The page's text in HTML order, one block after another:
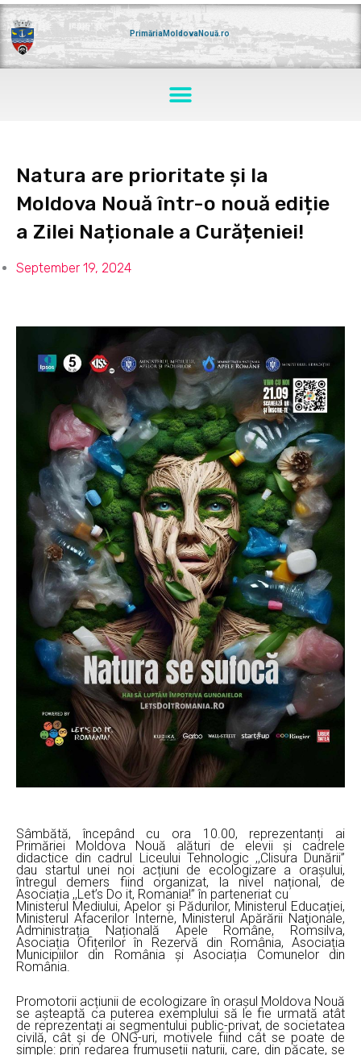
Skip
to
content
PrimăriaMoldovaNouă.ro
Menu
Natura are prioritate și la
Moldova Nouă într-o nouă ediție
a Zilei Naționale a Curățeniei!
September 19, 2024
Sâmbătă, începând cu ora 10.00, reprezentanți ai
Primăriei Moldova Nouă alături de elevii și cadrele
didactice din cadrul Liceului Tehnologic ,,Clisura Dunării”
dau startul unei noi acțiuni de ecologizare a orașului,
întregul demers fiind organizat, la nivel național, de
Asociația ,,Let’s Do it, Romania!” în parteneriat cu
Ministerul Mediului, Apelor și Pădurilor, Ministerul Educației,
Ministerul Afacerilor Interne, Ministerul Apărării Naţionale,
Administrația Națională Apele Române, Romsilva,
Asociația Ofițerilor în Rezervă din România, Asociația
Municipiilor din România și Asociația Comunelor din
România.
Promotorii acțiunii de ecologizare în orașul Moldova Nouă
se așteaptă ca puterea exemplului să le fie urmată atât
de reprezentați ai segmentului public-privat, de societatea
civilă, cât și de ONG-uri, motivele fiind cât se poate de
simple: prin redarea frumuseții naturii, care, din păcate, se